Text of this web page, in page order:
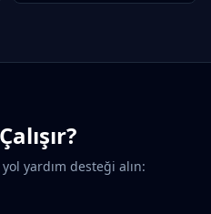
yardım desteği alın: